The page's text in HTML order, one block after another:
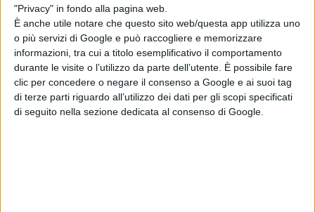
"Privacy" in fondo alla pagina web.
È anche utile notare che questo sito web/questa app utilizza uno
o più servizi di Google e può raccogliere e memorizzare
informazioni, tra cui a titolo esemplificativo il comportamento
durante le visite o l’utilizzo da parte dell’utente. È possibile fare
clic per concedere o negare il consenso a Google e ai suoi tag
di terze parti riguardo all’utilizzo dei dati per gli scopi specificati
di seguito nella sezione dedicata al consenso di Google.
Chi siamo Contatti Privacy Policy
Cookie Policy
Emanuela Giuliani CFGLNMNL77T43L639
Disclaimer